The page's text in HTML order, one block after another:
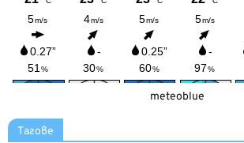
meteoblue
Тагове